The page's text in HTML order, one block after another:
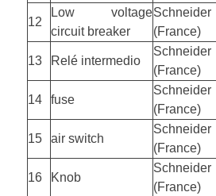
12
Low voltage
circuit breaker
(France)
13 Relé intermedio
(France)
14 fuse
(France)
15 air switch
(France)
16 Knob
(France)